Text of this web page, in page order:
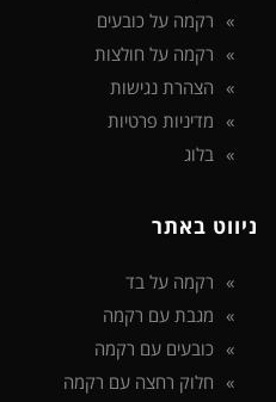
רקמה על כובעים
רקמה על חולצות
הצהרת נגישות
מדיניות פרטיות
בלוג
ניווט באתר
רקמה על בד
מגבת עם רקמה
כובעים עם רקמה
חלוק רחצה עם רקמה